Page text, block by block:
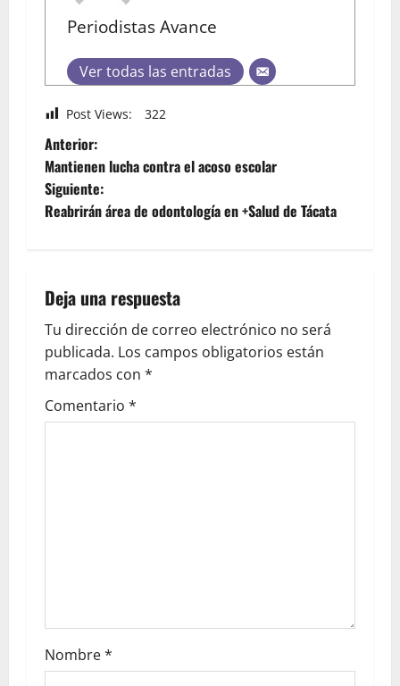
Periodistas Avance
Ver todas las entradas
Post Views: 322
Anterior:
Mantienen lucha contra el acoso escolar
Siguiente:
Reabrirán área de odontología en +Salud de Tácata
Deja una respuesta
Tu dirección de correo electrónico no será
publicada. Los campos obligatorios están
marcados con *
Comentario *
Nombre*